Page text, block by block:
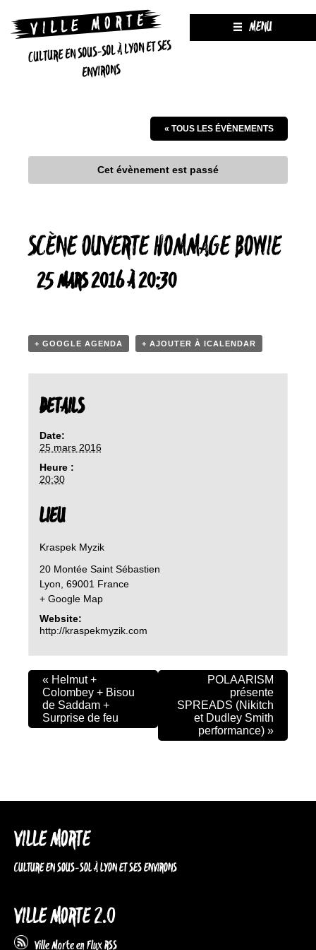
CULTURE EN SOUS-SOL À LYON ET SES
ENVIRONS
MENU
« TOUS LES ÉVÈNEMENTS
Cet évènement est passé
SCÈNE OUVERTE HOMMAGE BOWIE
25 MARS 2016 À 20:30
+ GOOGLE AGENDA + AJOUTER À ICALENDAR
DETAILS
Date:
25 mars 2016
Heure :
20:30
LIEU
Kraspek Myzik
20 Montée Saint Sébastien
Lyon 69001 France
+ Google Map
Website:
http://kraspekmyzik.com
« Helmut +
Colombey + Bisou
de Saddam +
Surprise de feu
POLAARISM
présente
SPREADS (Nikitch
et Dudley Smith
performance) »
VILLE MORTE
CULTURE EN SOUS-SOL À LYON ET SES ENVIRONS
VILLE MORTE 2.0
Ville Morte en Flux RSS